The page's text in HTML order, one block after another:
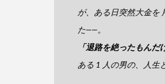
が、ある日突然大金を
た――。
「退路を絶ったもんだ
ある 1 人の男の、人生